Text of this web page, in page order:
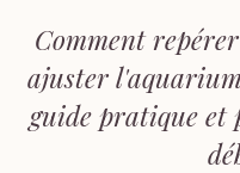
Comment
ajuster
guide pratique et